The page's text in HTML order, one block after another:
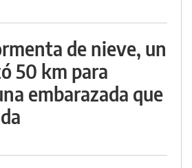
de nieve, un
50 km para
embarazada que